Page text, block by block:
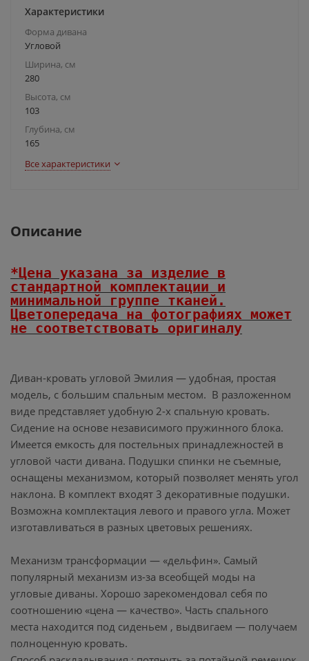
Характеристики
Форма дивана
Угловой
Ширина, см
280
Высота, см
103
Глубина, см
165
Все характеристики
Описание
*Цена указана за изделие в
стандартной комплектации и
минимальной группе тканей.
Цветопередача на фотографиях может
не соответствовать оригиналу
Диван-кровать угловой Эмилия — удобная, простая
модель, с большим спальным местом. В разложенном
виде представляет удобную 2-х спальную кровать.
Сидение на основе независимого пружинного блока.
Имеется емкость для постельных принадлежностей в
угловой части дивана. Подушки спинки не съемные,
оснащены механизмом, который позволяет менять угол
наклона. В комплект входят 3 декоративные подушки.
Возможна комплектация левого и правого угла. Может
изготавливаться в разных цветовых решениях.
Механизм трансформации — «дельфин». Самый
популярный механизм из-за всеобщей моды на
угловые диваны. Хорошо зарекомендовал себя по
соотношению «цена — качество». Часть спального
места находится под сиденьем , выдвигаем — получаем
полноценную кровать.